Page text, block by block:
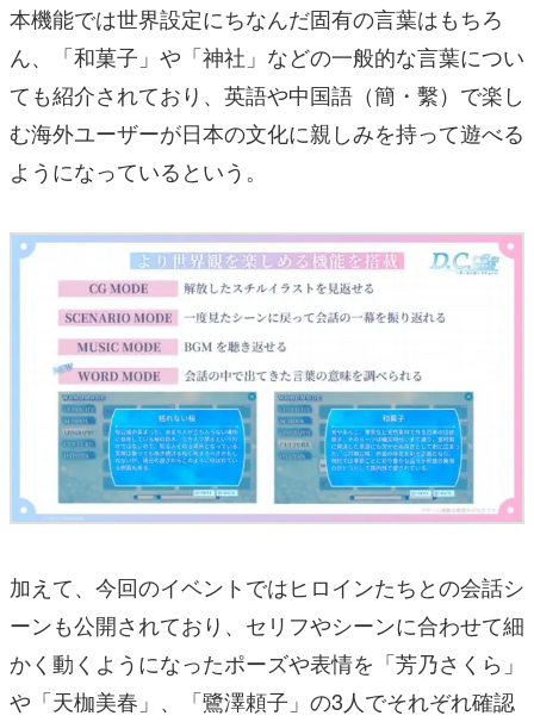
本機能では世界設定にちなんだ固有の言葉はもちろ
ん、「和菓子」や「神社」などの一般的な言葉につい
ても紹介されており、英語や中国語（簡・繫）で楽し
む海外ユーザーが日本の文化に親しみを持って遊べる
ようになっているという。
加えて、今回のイベントではヒロインたちとの会話シ
ーンも公開されており、セリフやシーンに合わせて細
かく動くようになったポーズや表情を「芳乃さくら」
や「天枷美春」、「鷺澤頼子」の3人でそれぞれ確認